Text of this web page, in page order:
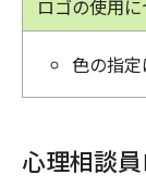
ロゴの使用
色の指定
心理相談